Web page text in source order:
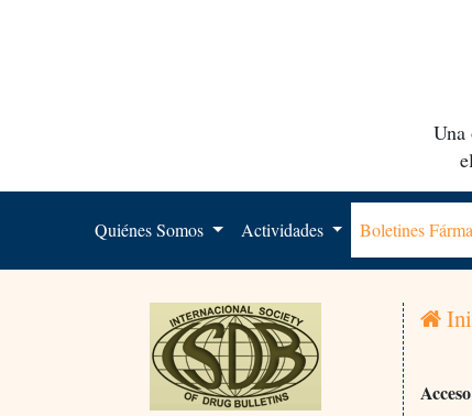
Una
Quiénes Somos Actividades Boletines